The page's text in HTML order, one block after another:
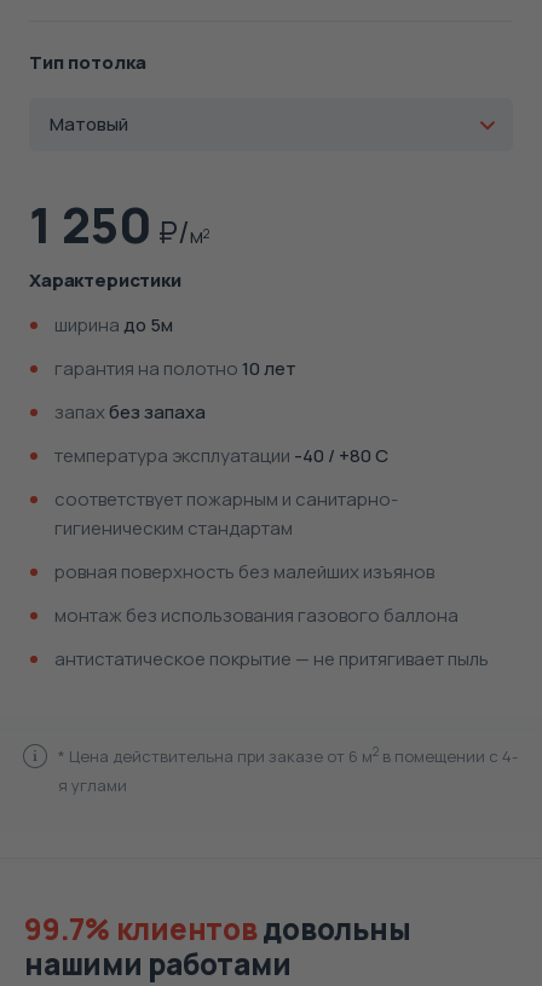
Тип потолка
Матовый
1 250 м2
Характеристики
ширинадо 5м
гарантия на полотно10 лет
запахбез запаха
температура эксплуатации -40 / +80 С
соответствует пожарным и санитарно-
гигиеническим стандартам
ровная поверхность без малейших изъянов
монтаж без использования газового баллона
антистатическое покрытие — не притягивает пыль
* Цена действительна при заказе от 6 м2 в помещении с 4-
я углами
99.7% клиентовдовольны
нашими работами